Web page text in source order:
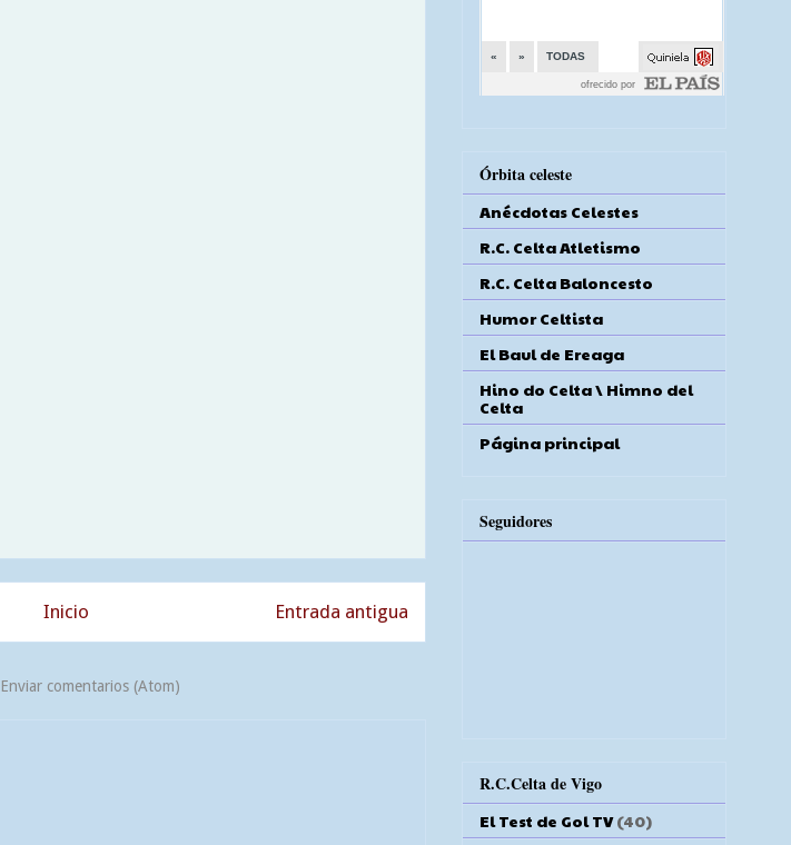
Entrada antigua
Inicio
Enviar comentarios (Atom)
Órbita celeste
Anécdotas Celestes
R.C. Celta Atletismo
R.C. Celta Baloncesto
Humor Celtista
El Baul de Ereaga
Hino do Celta \ Himno del
Celta
Página principal
Seguidores
R.C.Celta de Vigo
El Test de Gol TV (40)